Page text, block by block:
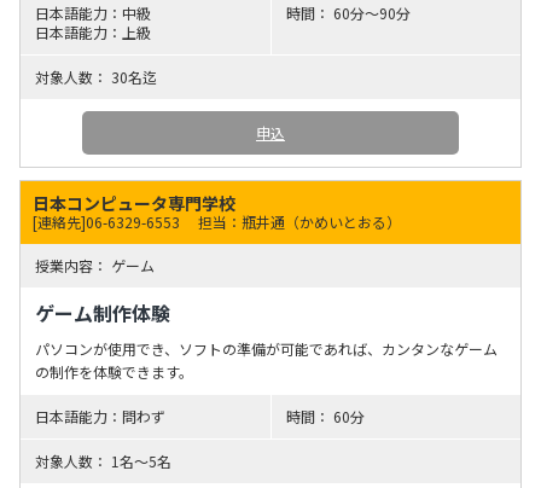
中級
上級
60分〜90分
30名迄
申込
日本コンピュータ専門学校
[連絡先]06-6329-6553 担当：瓶井通（かめいとおる）
ゲーム
ゲーム制作体験
パソコンが使用でき、ソフトの準備が可能であれば、カンタンなゲーム
の制作を体験できます。
問わず 60分
1名～5名